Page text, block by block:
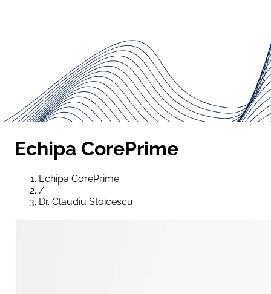
Echipa CorePrime
Echipa CorePrime
/
Dr. Claudiu Stoicescu